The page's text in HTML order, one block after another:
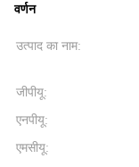
वर्णन
उत्पाद का नाम:
जीपीयू:
एनपीयू:
एमसीयू: